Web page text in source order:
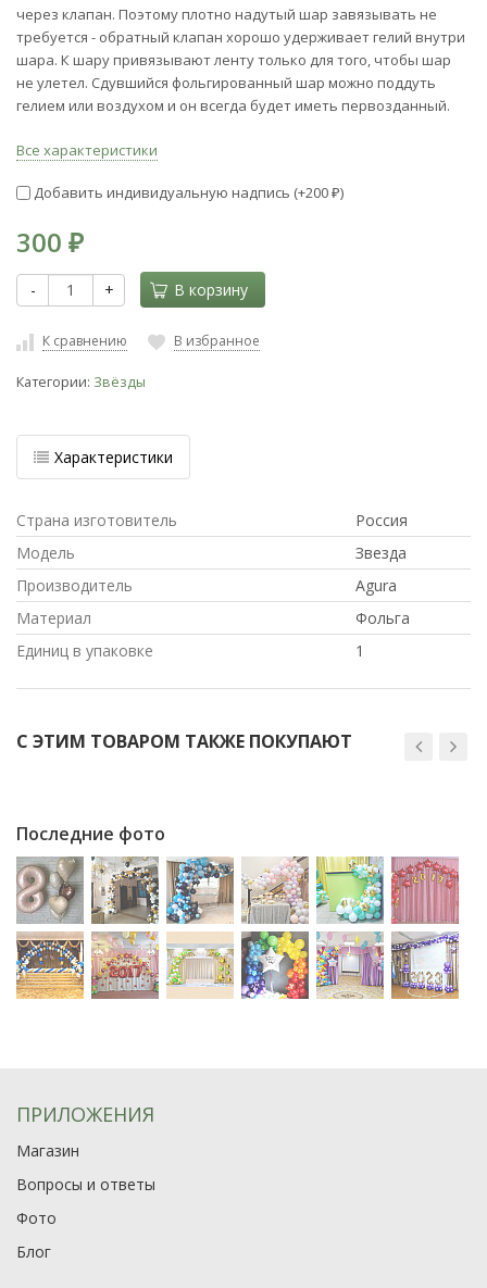
через клапан. Поэтому плотно надутый шар завязывать не
требуется - обратный клапан хорошо удерживает гелий внутри
шара. К шару привязывают ленту только для того, чтобы шар
не улетел. Сдувшийся фольгированный шар можно поддуть
гелием или воздухом и он всегда будет иметь первозданный.
Все характеристики
Добавить индивидуальную надпись (+200 ₽)
300 ₽
- + В корзину
К сравнению В избранное
Категории: Звёзды
Характеристики
Страна изготовитель
Россия
Модель
Звезда
Производитель
Agura
Материал
Фольга
Единиц в упаковке
1
С ЭТИМ ТОВАРОМ ТАКЖЕ ПОКУПАЮТ
Последние фото
ПРИЛОЖЕНИЯ
Магазин
Вопросы и ответы
Фото
Блог